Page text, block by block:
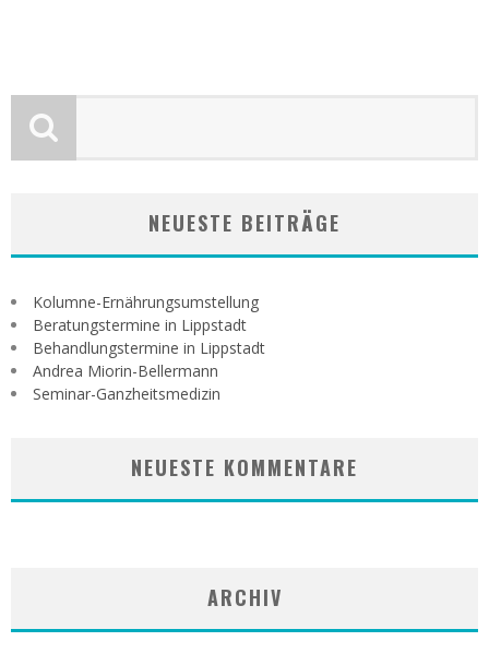
NEUESTE BEITRÄGE
Kolumne-Ernährungsumstellung
Beratungstermine in Lippstadt
Behandlungstermine in Lippstadt
Andrea Miorin-Bellermann
Seminar-Ganzheitsmedizin
NEUESTE KOMMENTARE
ARCHIV